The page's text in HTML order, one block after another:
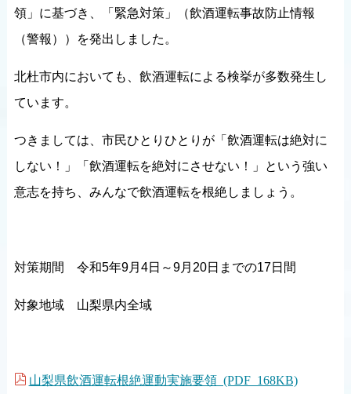
領」に基づき、「緊急対策」（飲酒運転事故防止情報
（警報））を発出しました。
北杜市内においても、飲酒運転による検挙が多数発生し
ています。
つきましては、市民ひとりひとりが「飲酒運転は絶対に
しない！」「飲酒運転を絶対にさせない！」という強い
意志を持ち、みんなで飲酒運転を根絶しましょう。
対策期間 令和5年9月4日～9月20日までの17日間
対象地域 山梨県内全域
山梨県飲酒運転根絶運動実施要領 (PDF 168KB)